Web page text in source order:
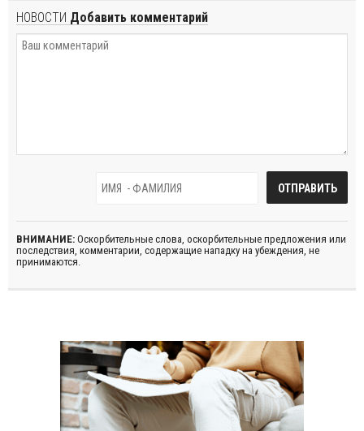
НОВОСТИ Добавить комментарий
ВНИМАНИЕ: Оскорбительные слова, оскорбительные предложения или
последствия, комментарии, содержащие нападку на убеждения, не
принимаются.